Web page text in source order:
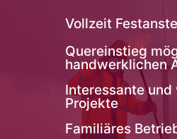
Vollzeit
Quereinstieg
handwerklichen
Interessante
Projekte
Familiäres